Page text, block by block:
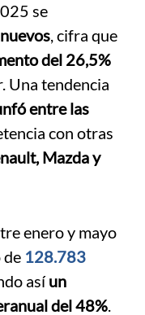
se
, cifra que
del 26,5%
Una tendencia
entre las
con otras
Mazda y
enero y mayo
de 128.783
asíun
del 48%.